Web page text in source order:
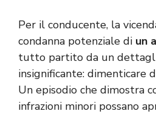
Per il conducente, la
condanna potenziale di un
tutto partito da un
insignificante: dimenticare
Un episodio che dimostra
infrazioni minori possano